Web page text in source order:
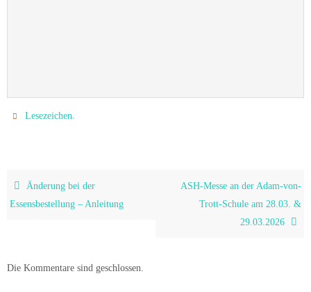
Lesezeichen.
Änderung bei der
Essensbestellung – Anleitung
ASH-Messe an der Adam-von-
Trott-Schule am 28.03. &
29.03.2026
Die Kommentare sind geschlossen.